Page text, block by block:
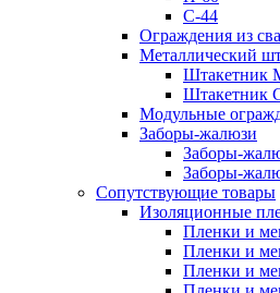
С-44
Ограждения из
Металлический
Штакетник
Штакетник
Модульные
Заборы-жалюзи
Заборы-
Заборы-
Сопутствующие товары
Изоляционные
Пленки и
Пленки и
Пленки и